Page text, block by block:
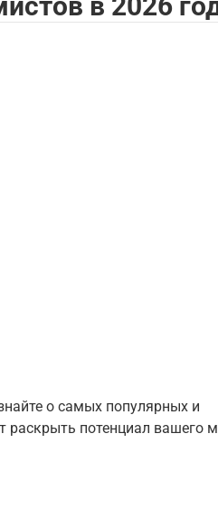
о самых популярных и
раскрыть потенциал вашего